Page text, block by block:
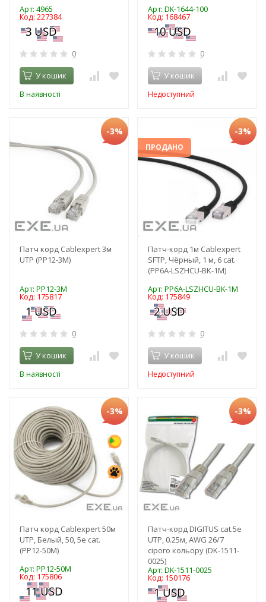
Арт: 4965
Код: 227384
0
У кошик
В наявності
Арт: DK-1644-100
Код: 168467
0
У кошик
Недоступний
-3%
Патч корд Cablexpert 3м
UTP (PP12-3M)
Арт: PP12-3M
Код: 175817
0
У кошик
В наявності
ПРОДАНО
-3%
Патч-корд 1м Cablexpert
SFTP, Чёрный, 1 м, 6 cat.
(PP6A-LSZHCU-BK-1M)
Арт: PP6A-LSZHCU-BK-1M
Код: 175849
0
У кошик
Недоступний
-3%
Патч корд Cablexpert 50м
UTP, Белый, 50, 5е cat.
(PP12-50M)
Арт: PP12-50M
Код: 175806
-3%
Патч-корд DIGITUS cat.5e
UTP, 0.25м, AWG 26/7
сірого кольору (DK-1511-
0025)
Арт: DK-1511-0025
Код: 150176